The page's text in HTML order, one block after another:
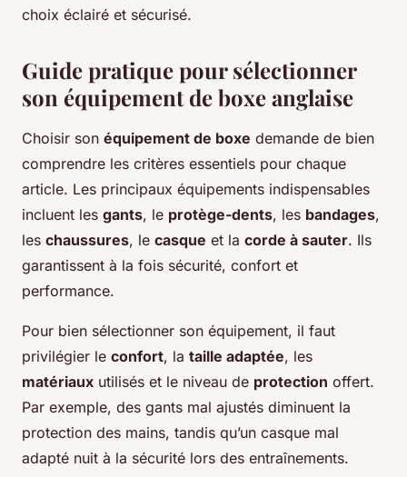
choix éclairé et sécurisé.
Guide pratique pour sélectionner
son équipement de boxe anglaise
Choisir son équipement de boxe demande de bien
comprendre les critères essentiels pour chaque
article. Les principaux équipements indispensables
incluent les gants, le protège-dents, les bandages,
les chaussures, le casque et la corde à sauter. Ils
garantissent à la fois sécurité, confort et
performance.
Pour bien sélectionner son équipement, il faut
privilégier le confort, la taille adaptée, les
matériaux utilisés et le niveau de protection offert.
Par exemple, des gants mal ajustés diminuent la
protection des mains, tandis qu’un casque mal
adapté nuit à la sécurité lors des entraînements.